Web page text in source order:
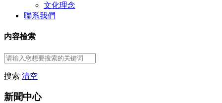
文化理念
聯系我們
内容檢索
搜索 清空
新聞中心